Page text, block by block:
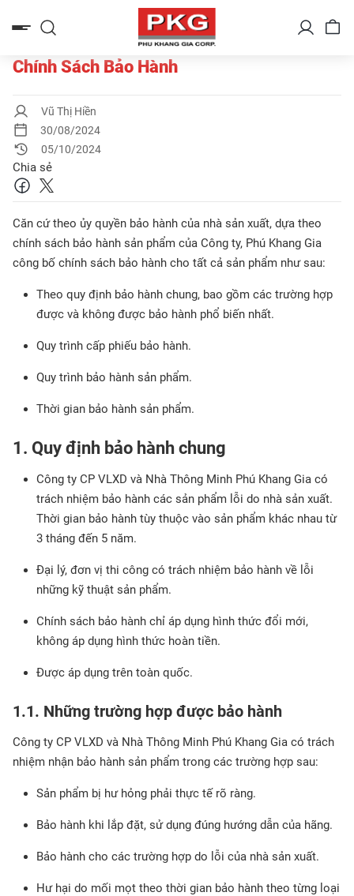
qua
dungChính Sách Bảo Hành
Vũ Thị Hiền
30/08/2024
05/10/2024
Chia sẻ
Căn cứ theo ủy quyền bảo hành của nhà sản xuất, dựa theo
chính sách bảo hành sản phẩm của Công ty, Phú Khang Gia
công bố chính sách bảo hành cho tất cả sản phẩm như sau:
Theo quy định bảo hành chung, bao gồm các trường hợp
được và không được bảo hành phổ biến nhất.
Quy trình cấp phiếu bảo hành.
Quy trình bảo hành sản phẩm.
Thời gian bảo hành sản phẩm.
1. Quy định bảo hành chung
Công ty CP VLXD và Nhà Thông Minh Phú Khang Gia có
trách nhiệm bảo hành các sản phẩm lỗi do nhà sản xuất.
Thời gian bảo hành tùy thuộc vào sản phẩm khác nhau từ
3 tháng đến 5 năm.
Đại lý, đơn vị thi công có trách nhiệm bảo hành về lỗi
những kỹ thuật sản phẩm.
Chính sách bảo hành chỉ áp dụng hình thức đổi mới,
không áp dụng hình thức hoàn tiền.
Được áp dụng trên toàn quốc.
1.1. Những trường hợp được bảo hành
Công ty CP VLXD và Nhà Thông Minh Phú Khang Gia có trách
nhiệm nhận bảo hành sản phẩm trong các trường hợp sau:
Sản phẩm bị hư hỏng phải thực tế rõ ràng.
Bảo hành khi lắp đặt, sử dụng đúng hướng dẫn của hãng.
Bảo hành cho các trường hợp do lỗi của nhà sản xuất.
Hư hại do mối mọt theo thời gian bảo hành theo từng loại